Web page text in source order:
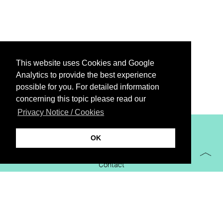
This website uses Cookies and Google
Analytics to provide the best experience
possible for you. For detailed information
concerning this topic please read our
Privacy Notice / Cookies
OK
XiBIT Infoguide 2021
Contact